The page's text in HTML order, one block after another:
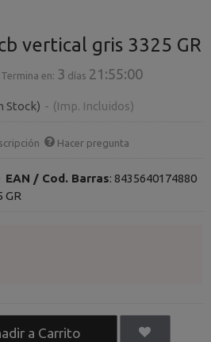
vertical gris 3325 GR
Termina en: 3 días 21:55:00
Stock) - (Imp. Incluidos)
Hacer pregunta
EAN / Cod. Barras: 8435640174880
GR
a Carrito